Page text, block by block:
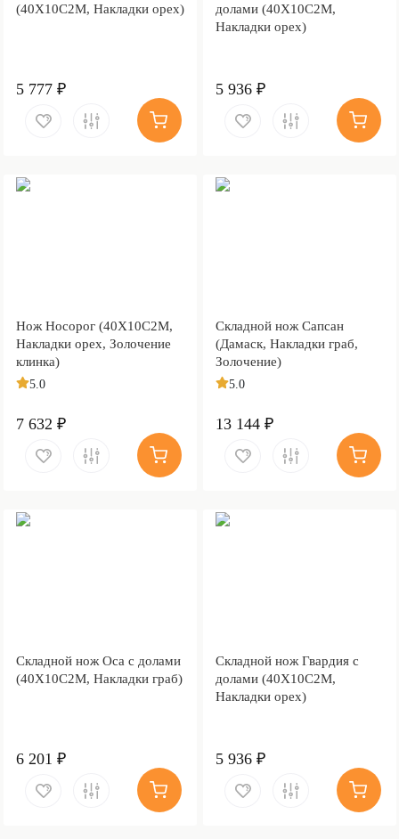
(40Х10С2М, Накладки орех)
5 777 ₽
долами (40Х10С2М,
Накладки орех)
5 936 ₽
Нож Носорог (40Х10С2М,
Накладки орех, Золочение
клинка)
5.0
7 632 ₽
Складной нож Сапсан
(Дамаск, Накладки граб,
Золочение)
5.0
13 144 ₽
Складной нож Оса с долами
(40Х10С2М, Накладки граб)
6 201 ₽
Складной нож Гвардия с
долами (40Х10С2М,
Накладки орех)
5 936 ₽